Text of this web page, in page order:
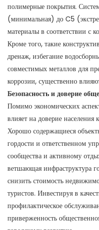
полимерные покрытия.
(минимальная) до C5
материалы в соответствии с
Кроме того, такие
дренаж, избегание
совместимых металлов для
коррозии, существенно
Безопасность и доверие
Помимо экономических
влияет на доверие
Хорошо содержащиеся
гордости и ответственном
сообщества и активному
ветшающая инфраструктура
снизить стоимость
туристов. Инвестируя в
профилактическое
приверженность